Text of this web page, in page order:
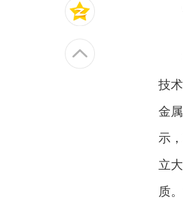
有
技
金
示
立
质